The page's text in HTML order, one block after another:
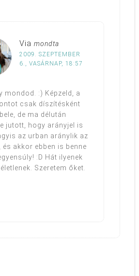
Via mondta
2009. SZEPTEMBER
6., VASÁRNAP, 18:57
mondod. :) Képzeld, a
csak díszítésként
de ma délután
jutott, hogy arányjel is
az urban aránylik az
és akkor ebben is benne
:D Hát ilyenek
Szeretem őket.